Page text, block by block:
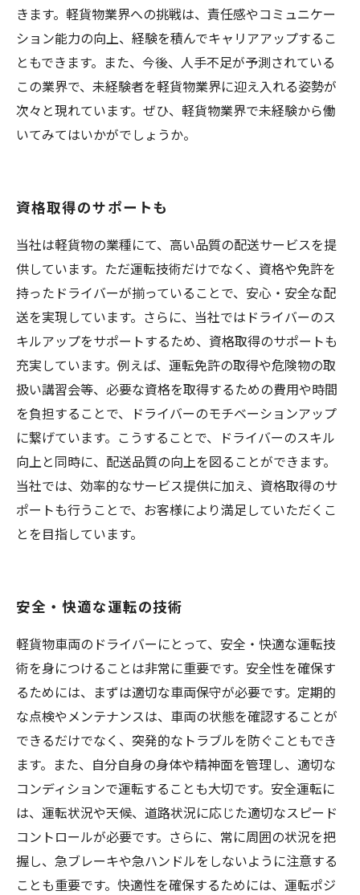
きます。軽貨物業界への挑戦は、責任感やコミュニケー
ション能力の向上、経験を積んでキャリアアップするこ
ともできます。また、今後、人手不足が予測されている
この業界で、未経験者を軽貨物業界に迎え入れる姿勢が
次々と現れています。ぜひ、軽貨物業界で未経験から働
いてみてはいかがでしょうか。
資格取得のサポートも
当社は軽貨物の業種にて、高い品質の配送サービスを提
供しています。ただ運転技術だけでなく、資格や免許を
持ったドライバーが揃っていることで、安心・安全な配
送を実現しています。さらに、当社ではドライバーのス
キルアップをサポートするため、資格取得のサポートも
充実しています。例えば、運転免許の取得や危険物の取
扱い講習会等、必要な資格を取得するための費用や時間
を負担することで、ドライバーのモチベーションアップ
に繋げています。こうすることで、ドライバーのスキル
向上と同時に、配送品質の向上を図ることができます。
当社では、効率的なサービス提供に加え、資格取得のサ
ポートも行うことで、お客様により満足していただくこ
とを目指しています。
安全・快適な運転の技術
軽貨物車両のドライバーにとって、安全・快適な運転技
術を身につけることは非常に重要です。安全性を確保す
るためには、まずは適切な車両保守が必要です。定期的
な点検やメンテナンスは、車両の状態を確認することが
できるだけでなく、突発的なトラブルを防ぐこともでき
ます。また、自分自身の身体や精神面を管理し、適切な
コンディションで運転することも大切です。安全運転に
は、運転状況や天候、道路状況に応じた適切なスピード
コントロールが必要です。さらに、常に周囲の状況を把
握し、急ブレーキや急ハンドルをしないように注意する
ことも重要です。快適性を確保するためには、運転ポジ